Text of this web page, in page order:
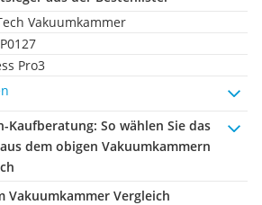
Vakuumkammer
Pro3
Kaufberatung: So wählen Sie das
dem obigen Vakuumkammern
Vakuumkammer Vergleich